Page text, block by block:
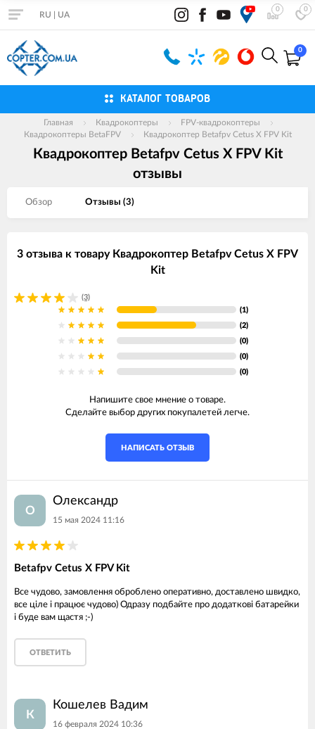
0 0
RU UA
0
КАТАЛОГ ТОВАРОВ
Главная Квадрокоптеры
FPV-квадрокоптеры
Квадрокоптеры BetaFPV
Квадрокоптер Betafpv Cetus X FPV Kit
Квадрокоптер Betafpv Cetus X FPV Kit
отзывы
Обзор Отзывы (3)
3 отзыва к товару Квадрокоптер Betafpv Cetus X FPV
Kit
(3)
(1)
(2)
(0)
(0)
(0)
Напишите свое мнение о товаре.
Сделайте выбор других покупалетей легче.
НАПИСАТЬ ОТЗЫВ
О
Олександр
15 мая 2024 11:16
Betafpv Cetus X FPV Kit
Все чудово, замовлення оброблено оперативно, доставлено швидко,
все ціле і працює чудово) Одразу подбайте про додаткові батарейки
і буде вам щастя ;-)
ОТВЕТИТЬ
К
Кошелев Вадим
16 февраля 2024 10:36